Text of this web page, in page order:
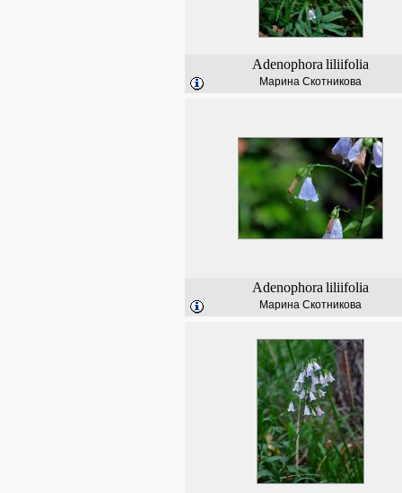
Adenophora liliifolia
Марина Скотникова
Adenophora liliifolia
Марина Скотникова